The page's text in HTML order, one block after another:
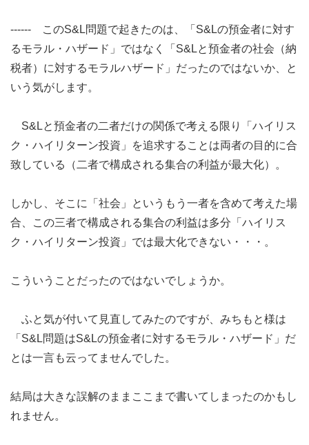
------ このS&L問題で起きたのは、「S&Lの預金者に対す
るモラル・ハザード」ではなく「S&Lと預金者の社会（納
税者）に対するモラルハザード」だったのではないか、と
いう気がします。
S&Lと預金者の二者だけの関係で考える限り「ハイリス
ク・ハイリターン投資」を追求することは両者の目的に合
致している（二者で構成される集合の利益が最大化）。
しかし、そこに「社会」というもう一者を含めて考えた場
合、この三者で構成される集合の利益は多分「ハイリス
ク・ハイリターン投資」では最大化できない・・・。
こういうことだったのではないでしょうか。
ふと気が付いて見直してみたのですが、みちもと様は
「S&L問題はS&Lの預金者に対するモラル・ハザード」だ
とは一言も云ってませんでした。
結局は大きな誤解のままここまで書いてしまったのかもし
れません。